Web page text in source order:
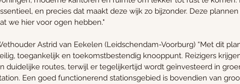
en precies dat maakt deze wijk zo bijzonder. Deze
we hier voor ogen hebben."
Astrid van Eekelen (Leidschendam-Voorburg) “Met dit
toegankelijk en toekomstbestendig knooppunt. Reizigers
duidelijke routes, terwijl er tegelijkertijd wordt geïnvesteerd in
Een goed functionerend stationsgebied is bovendien van